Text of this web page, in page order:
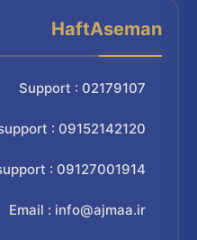
HaftAseman
Support : 02179107
: 09152142120
: 09127001914
Email : info@ajmaa.ir